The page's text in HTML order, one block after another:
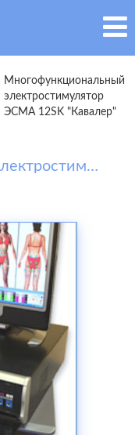
Многофункциональный
электростимулятор
ЭСМА 12SK "Кавалер"
Многофункциональный электростимулятор ЭСМА 12SK "Кавалер"